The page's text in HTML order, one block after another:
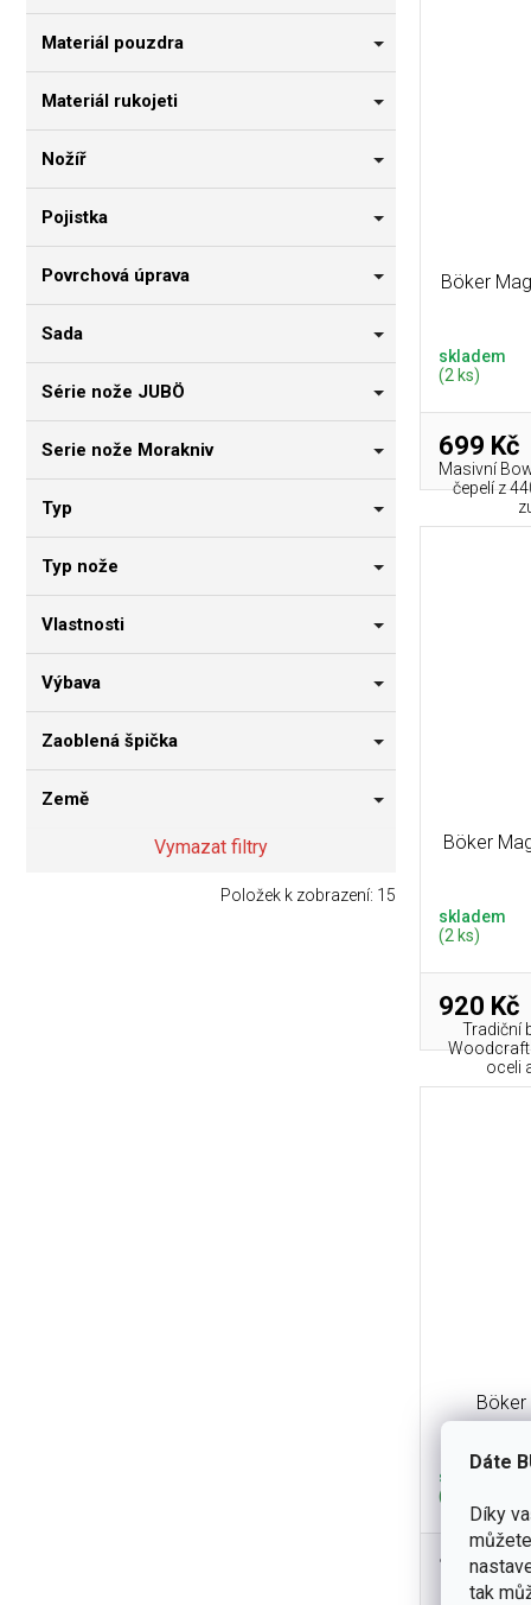
Dáte
Díky
tak
Materiál pouzdra
Materiál rukojeti
Nožíř
Pojistka
Povrchová úprava
Sada
Série nože JUBÖ
Serie nože Morakniv
Typ
Typ nože
Vlastnosti
Výbava
Zaoblená špička
Země
Vymazat filtry
Položek k zobrazení: 15
Böker
skladem
(2 ks)
699 Kč
Masivní
čepelí z
Böker
skladem
(2 ks)
920 Kč
Tradiční
Woodcraft
oceli
Böker
skladem
(2 ks)
1 050
Magnum